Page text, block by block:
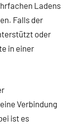
Ladens
Falls der
oder
in einer
Verbindung
ist es